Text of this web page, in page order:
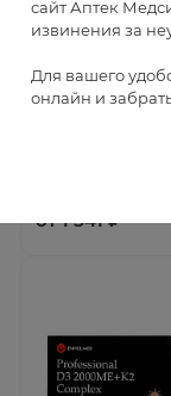
Smartlife Витамин
от 1 541 ₽
сайт Аптек
извинения за
Для вашего
онлайн и